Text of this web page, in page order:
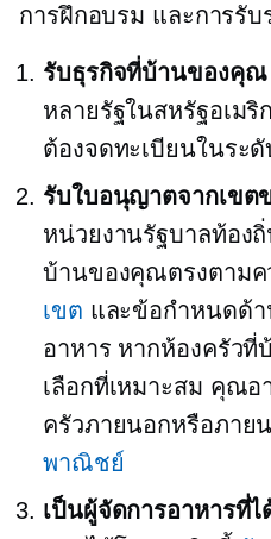
การฝึกอบรม และการรับ
รับธุรกิจที่บ้านของคุ
หลายรัฐในสหรัฐอเม
ต้องจดทะเบียนในระ
รับใบอนุญาตจากเขต
หน่วยงานรัฐบาลท้อง
บ้านของคุณตรงตามค
เขต และข้อกำหนดด้
อาหาร หากห้องครัว
เลือกที่เหมาะสม คุณอ
ครัวภายนอกหรือภาย
พาณิชย์
เป็นผู้จัดการอาหารที่ไ